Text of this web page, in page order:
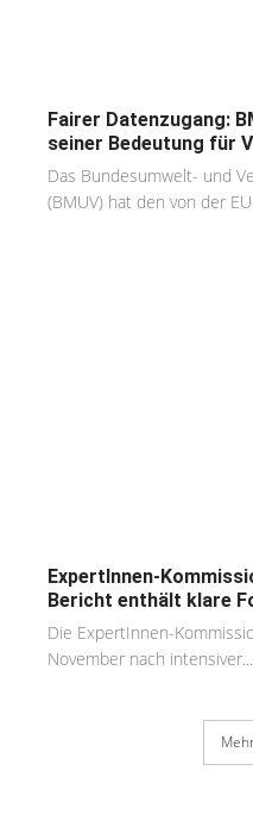
Fairer Datenzugang:
seiner Bedeutung für
Das Bundesumwelt- und
(BMUV) hat den von der
ExpertInnen-
Bericht enthält klare
Die ExpertInnen-
November nach intensiver...